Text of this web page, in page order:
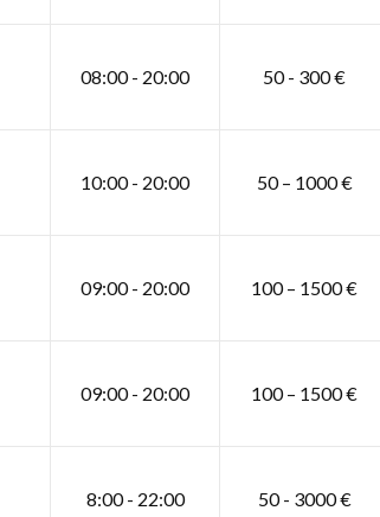
08:00 - 20:00 50 - 300 €
10:00 - 20:00 50 – 1000 €
09:00 - 20:00 100 – 1500 €
09:00 - 20:00 100 – 1500 €
8:00 - 22:00 50 - 3000 €